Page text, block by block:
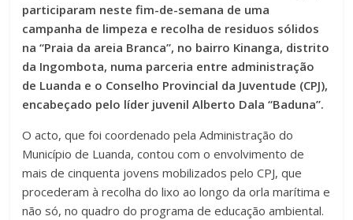
participaram neste fim-de-semana de uma
campanha de limpeza e recolha de residuos sólidos
na “Praia da areia Branca”, no bairro Kinanga, distrito
da Ingombota, numa parceria entre administração
de Luanda e o Conselho Provincial da Juventude (CPJ),
encabeçado pelo líder juvenil Alberto Dala “Baduna”.
O acto, que foi coordenado pela Administração do
Município de Luanda, contou com o envolvimento de
mais de cinquenta jovens mobilizados pelo CPJ, que
procederam à recolha do lixo ao longo da orla marítima e
não só, no quadro do programa de educação ambiental.